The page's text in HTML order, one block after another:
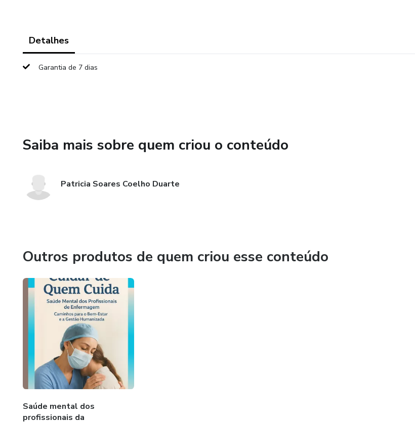
Detalhes
Garantia de 7 dias
Saiba mais sobre quem criou o conteúdo
Patricia Soares Coelho Duarte
Outros produtos de quem criou esse conteúdo
Saúde mental dos
profissionais da